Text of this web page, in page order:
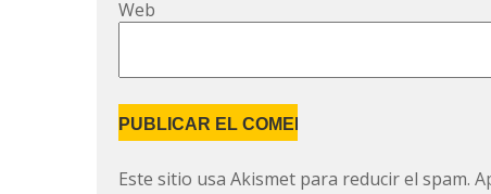
Web
Este sitio usa Akismet para reducir el spam.